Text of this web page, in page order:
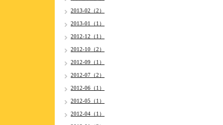
2013-02（2）
2013-01（1）
2012-12（1）
2012-10（2）
2012-09（1）
2012-07（2）
2012-06（1）
2012-05（1）
2012-04（1）